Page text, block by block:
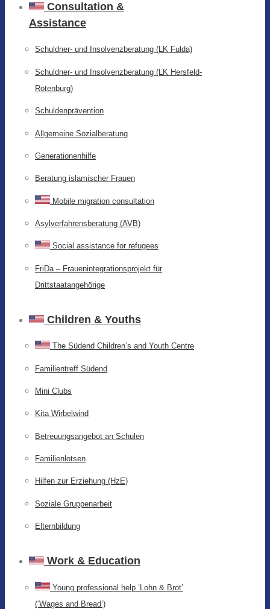
Consultation &
Assistance
Schuldner- und Insolvenzberatung (LK Fulda)
Schuldner- und Insolvenzberatung (LK Hersfeld-
Rotenburg)
Schuldenprävention
Allgemeine Sozialberatung
Generationenhilfe
Beratung islamischer Frauen
Mobile migration consultation
Asylverfahrensberatung (AVB)
Social assistance for refugees
FriDa – Frauenintegrationsprojekt für
Drittstaatangehörige
Children & Youths
The Südend Children’s and Youth Centre
Familientreff Südend
Mini Clubs
Kita Wirbelwind
Betreuungsangebot an Schulen
Familienlotsen
Hilfen zur Erziehung (HzE)
Soziale Gruppenarbeit
Elternbildung
Work & Education
Young professional help ‘Lohn & Brot’
(‘Wages and Bread’)